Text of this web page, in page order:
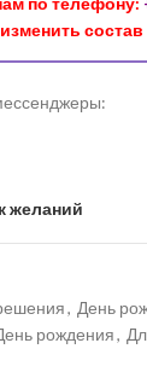
желаний
, День
рождения,